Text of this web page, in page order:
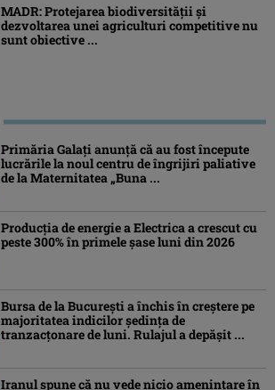
MADR: Protejarea biodiversităţii şi
dezvoltarea unei agriculturi competitive nu
sunt obiective ...
Primăria Galați anunță că au fost începute
lucrările la noul centru de îngrijiri paliative
de la Maternitatea „Buna ...
Producția de energie a Electrica a crescut cu
peste 300% în primele șase luni din 2026
Bursa de la București a închis în creștere pe
majoritatea indicilor ședința de
tranzacțonare de luni. Rulajul a depășit ...
Iranul spune că nu vede nicio amenințare în